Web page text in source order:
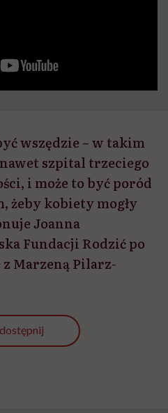
wszędzie – w takim
szpital trzeciego
i może to być poród
żeby kobiety mogły
Joanna
Fundacji Rodzić po
Marzeną Pilarz-